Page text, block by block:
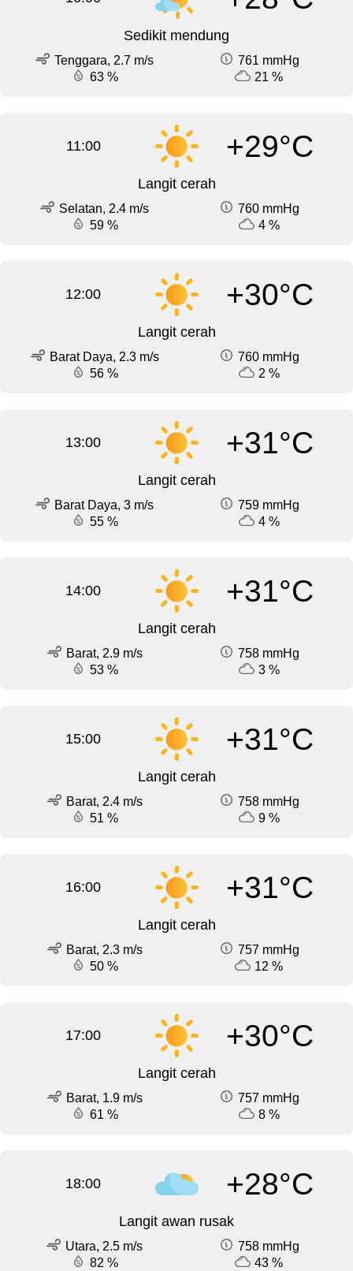
Sedikit mendung
Tenggara, 2.7 m/s
761 mmHg
63 %
21 %
11:00 +29°C
Langit cerah
Selatan, 2.4 m/s
760 mmHg
59 %
4 %
12:00 +30°C
Langit cerah
Barat Daya, 2.3 m/s
760 mmHg
56 %
2 %
13:00 +31°C
Langit cerah
Barat Daya, 3 m/s
759 mmHg
55 %
4 %
14:00 +31°C
Langit cerah
Barat, 2.9 m/s
758 mmHg
53 %
3 %
15:00 +31°C
Langit cerah
Barat, 2.4 m/s
758 mmHg
51 %
9 %
16:00 +31°C
Langit cerah
Barat, 2.3 m/s
757 mmHg
50 %
12 %
17:00 +30°C
Langit cerah
Barat, 1.9 m/s
757 mmHg
61 %
8 %
18:00 +28°C
Langit awan rusak
Utara, 2.5 m/s
758 mmHg
82 %
43 %